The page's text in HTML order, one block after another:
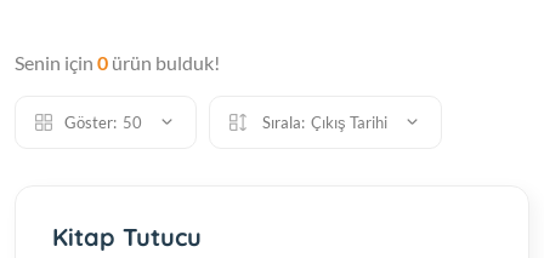
Senin için 0 ürün bulduk!
Göster: 50 Sırala: Çıkış Tarihi
Kitap Tutucu